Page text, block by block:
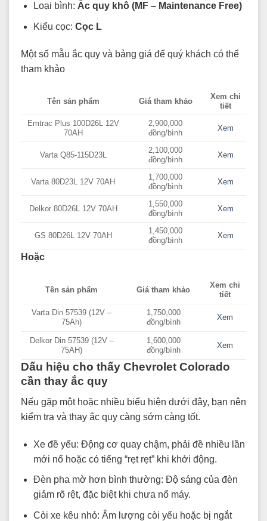
Loại bình: Ắc quy khô (MF – Maintenance Free)
Kiểu cọc: Cọc L
Một số mẫu ắc quy và bảng giá để quý khách có thể
tham khảo
Tên sản phẩm Giá tham khảo
Xem chi
tiết
Emtrac Plus 100D26L 12V
70AH
2,900,000
đồng/bình
Xem
Varta Q85-115D23L
2,100,000
đồng/bình
Xem
Varta 80D23L 12V 70AH
1,700,000
đồng/bình
Xem
Delkor 80D26L 12V 70AH
1,550,000
đồng/bình
Xem
GS 80D26L 12V 70AH
1,450,000
đồng/bình
Xem
Hoặc
Tên sản phẩm Giá tham khảo
Xem chi
tiết
Varta Din 57539 (12V –
75Ah)
1,750,000
đồng/bình
Xem
Delkor Din 57539 (12V –
75AH)
1,600,000
đồng/bình
Xem
Dấu hiệu cho thấy Chevrolet Colorado
cần thay ắc quy
Nếu gặp một hoặc nhiều biểu hiện dưới đây, bạn nên
kiểm tra và thay ắc quy càng sớm càng tốt.
Xe đề yếu: Động cơ quay chậm, phải đề nhiều lần
mới nổ hoặc có tiếng “rẹt rẹt” khi khởi động.
Đèn pha mờ hơn bình thường: Độ sáng của đèn
giảm rõ rệt, đặc biệt khi chưa nổ máy.
Còi xe kêu nhỏ: Âm lượng còi yếu hoặc bị ngắt